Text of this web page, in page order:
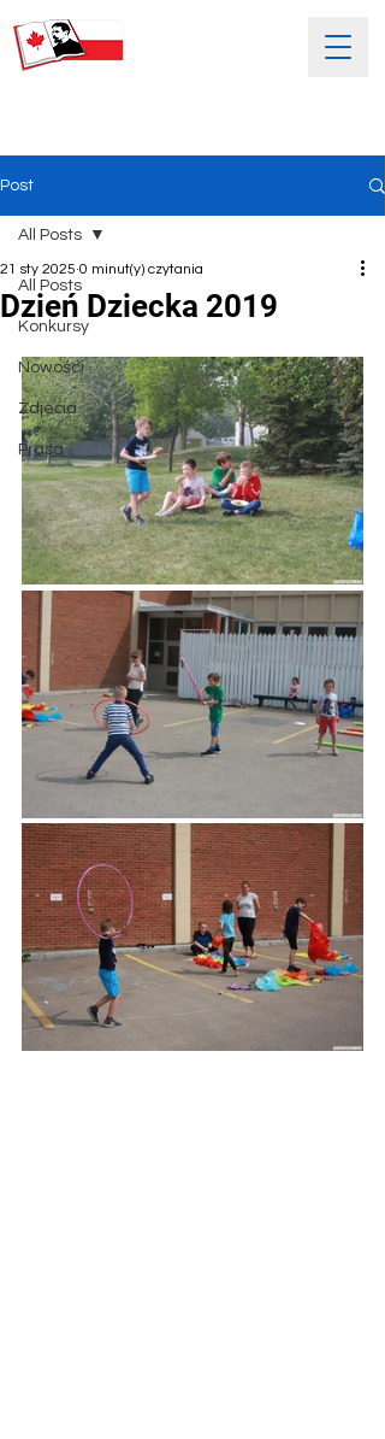
Post
All Posts
Konkursy
Nowości
Zdjećia
Prasa
All Posts
Dzień Dziecka 2019
21 sty 2025 0 minut(y) czytania